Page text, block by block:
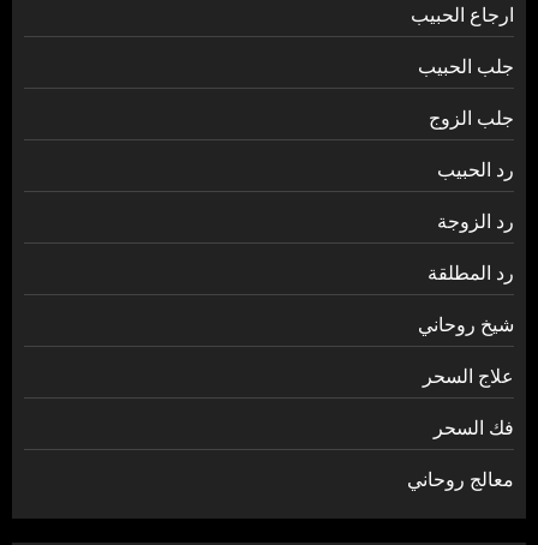
ارجاع الحبيب
جلب الحبيب
جلب الزوج
رد الحبيب
رد الزوجة
رد المطلقة
شيخ روحاني
علاج السحر
فك السحر
معالج روحاني